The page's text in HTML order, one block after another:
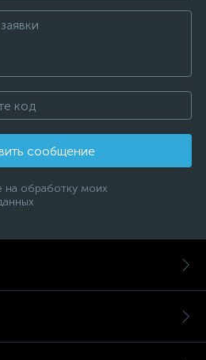
сообщение
на обработку моих